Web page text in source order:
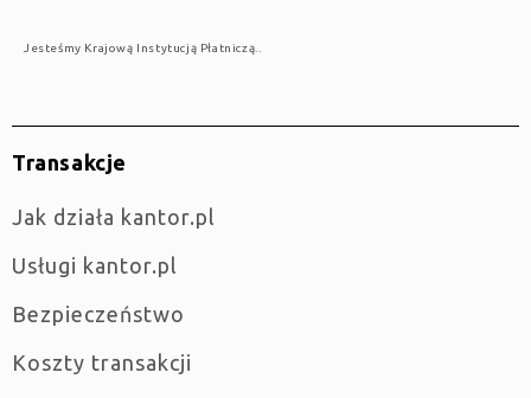
Jesteśmy Krajową Instytucją Płatniczą..
Transakcje
jak działa kantor.pl
Usługi kantor.pl
Bezpieczeństwo
Koszty transakcji